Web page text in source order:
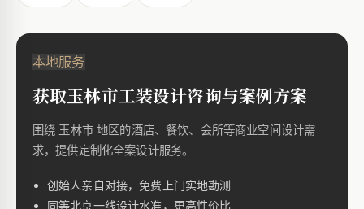
本地服务
获取玉林市工装设计咨询与案例方案
围绕 玉林市 地区的酒店、餐饮、会所等商业空间设计需
求，提供定制化全案设计服务。
创始人亲自对接，免费上门实地勘测
同等北京一线设计水准，更高性价比